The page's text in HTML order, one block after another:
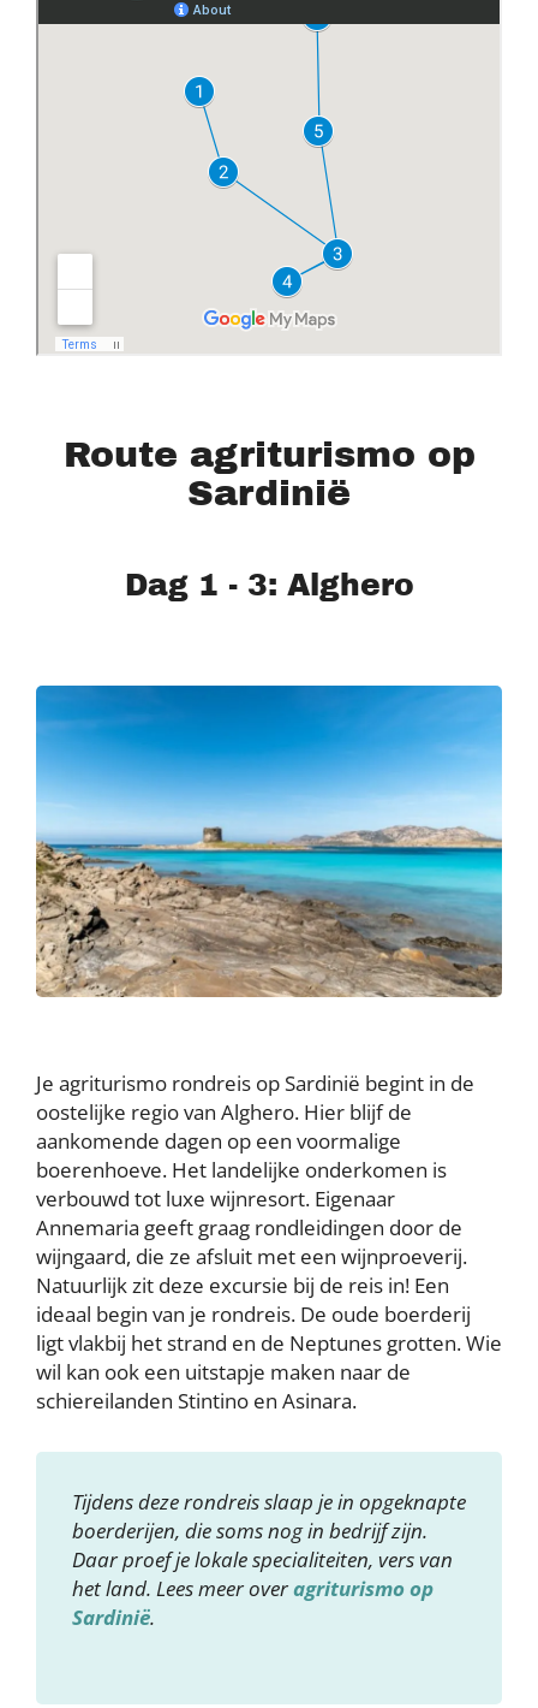
Route agriturismo op
Sardinië
Dag 1 - 3: Alghero
Je agriturismo rondreis op Sardinië begint in de
oostelijke regio van Alghero. Hier blijf de
aankomende dagen op een voormalige
boerenhoeve. Het landelijke onderkomen is
verbouwd tot luxe wijnresort. Eigenaar
Annemaria geeft graag rondleidingen door de
wijngaard, die ze afsluit met een wijnproeverij.
Natuurlijk zit deze excursie bij de reis in! Een
ideaal begin van je rondreis. De oude boerderij
ligt vlakbij het strand en de Neptunes grotten. Wie
wil kan ook een uitstapje maken naar de
schiereilanden Stintino en Asinara.
Tijdens deze rondreis slaap je in opgeknapte
boerderijen, die soms nog in bedrijf zijn.
Daar proef je lokale specialiteiten, vers van
het land. Lees meer overagriturismo op
Sardinië.